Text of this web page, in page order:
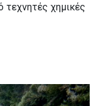
τεχνητές χημικές